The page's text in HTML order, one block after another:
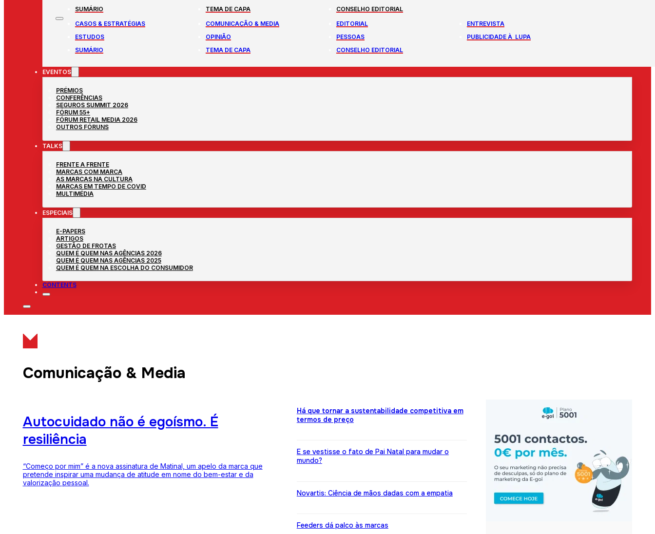
SUMÁRIO
TEMA DE CAPA
CONSELHO EDITORIAL
CASOS & ESTRATÉGIAS
COMUNICAÇÃO & MEDIA EDITORIAL
ENTREVISTA
ESTUDOS
OPINIÃO PESSOAS
PUBLICIDADE À LUPA
SUMÁRIO
TEMA DE CAPA CONSELHO EDITORIAL
EVENTOS
PRÉMIOS
CONFERÊNCIAS
SEGUROS SUMMIT 2026
FÓRUM 55+
FÓRUM RETAIL MEDIA 2026
OUTROS FÓRUNS
TALKS
FRENTE A FRENTE
MARCAS COM MARCA
AS MARCAS NA CULTURA
MARCAS EM TEMPO DE COVID
MULTIMÉDIA
ESPECIAIS
E-PAPERS
ARTIGOS
GESTÃO DE FROTAS
QUEM É QUEM NAS AGÊNCIAS 2026
QUEM É QUEM NAS AGÊNCIAS 2025
QUEM É QUEM NA ESCOLHA DO CONSUMIDOR
CONTENTS
Comunicação & Media
Autocuidado não é egoísmo. É
resiliência
“Começo por mim” é a nova assinatura de Matinal, um apelo da marca que
pretende inspirar uma mudança de atitude em nome do bem-estar e da
valorização pessoal.
Há que tornar a sustentabilidade competitiva em
termos de preço
E se vestisse o fato de Pai Natal para mudar o
mundo?
Novartis: Ciência de mãos dadas com a empatia
Feeders dá palco às marcas